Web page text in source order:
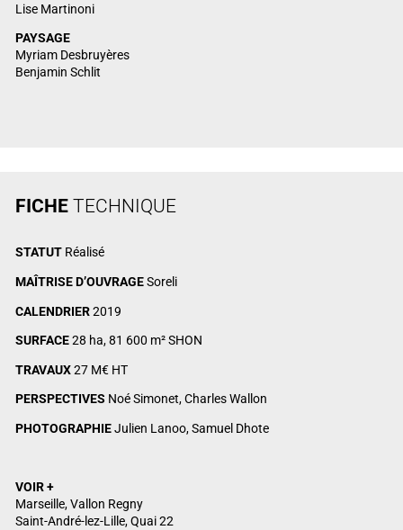
Lise Martinoni
PAYSAGE
Myriam Desbruyères
Benjamin Schlit
FICHETECHNIQUE
STATUT Réalisé
MAÎTRISE D’OUVRAGESoreli
CALENDRIER2019
SURFACE28 ha, 81 600 m² SHON
TRAVAUX27 M€ HT
PERSPECTIVES Noé Simonet, Charles Wallon
PHOTOGRAPHIEJulien Lanoo, Samuel Dhote
VOIR +
Marseille, Vallon Regny
Saint-André-lez-Lille, Quai 22